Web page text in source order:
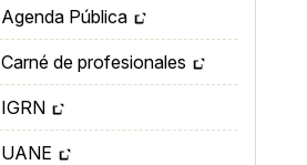
Agenda Pública
Carné de profesionales
IGRN
UANE